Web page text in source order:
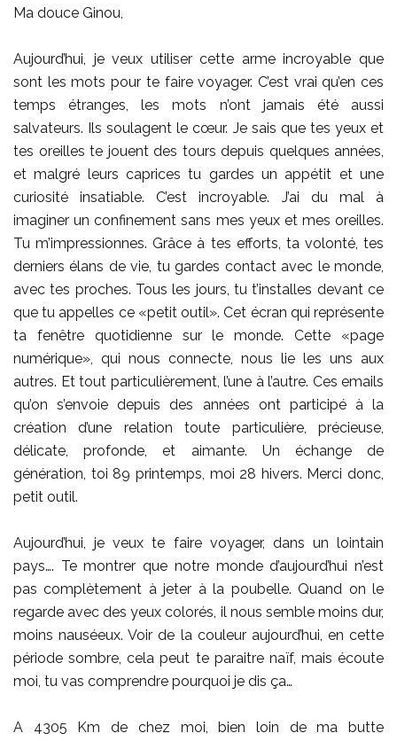
Ma douce Ginou,
Aujourd’hui, je veux utiliser cette arme incroyable que
sont les mots pour te faire voyager. C’est vrai qu’en ces
temps étranges, les mots n’ont jamais été aussi
salvateurs. Ils soulagent le cœur. Je sais que tes yeux et
tes oreilles te jouent des tours depuis quelques années,
et malgré leurs caprices tu gardes un appétit et une
curiosité insatiable. C’est incroyable. J’ai du mal à
imaginer un confinement sans mes yeux et mes oreilles.
Tu m’impressionnes. Grâce à tes efforts, ta volonté, tes
derniers élans de vie, tu gardes contact avec le monde,
avec tes proches. Tous les jours, tu t’installes devant ce
que tu appelles ce «petit outil». Cet écran qui représente
ta fenêtre quotidienne sur le monde. Cette «page
numérique», qui nous connecte, nous lie les uns aux
autres. Et tout particulièrement, l’une à l’autre. Ces emails
qu’on s’envoie depuis des années ont participé à la
création d’une relation toute particulière, précieuse,
délicate, profonde, et aimante. Un échange de
génération, toi 89 printemps, moi 28 hivers. Merci donc,
petit outil.
Aujourd’hui, je veux te faire voyager, dans un lointain
pays…. Te montrer que notre monde d’aujourd’hui n’est
pas complètement à jeter à la poubelle. Quand on le
regarde avec des yeux colorés, il nous semble moins dur,
moins nauséeux. Voir de la couleur aujourd’hui, en cette
période sombre, cela peut te paraitre naïf, mais écoute
moi, tu vas comprendre pourquoi je dis ça…
A 4305 Km de chez moi, bien loin de ma butte